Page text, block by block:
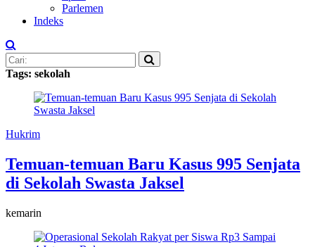
Parlemen
Indeks
Tags: sekolah
Hukrim
Temuan-temuan Baru Kasus 995 Senjata
di Sekolah Swasta Jaksel
kemarin